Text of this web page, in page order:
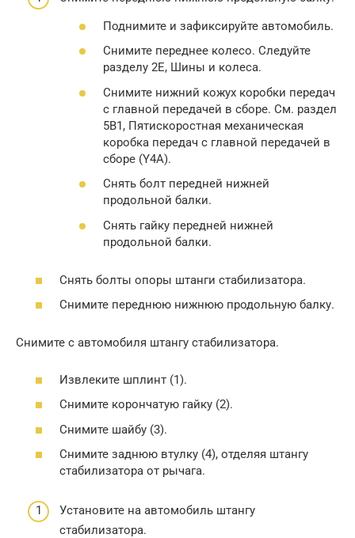
Поднимите и зафиксируйте автомобиль.
Снимите переднее колесо. Следуйте
разделу 2Е, Шины и колеса.
Снимите нижний кожух коробки передач
с главной передачей в сборе. См. раздел
5В1, Пятискоростная механическая
коробка передач с главной передачей в
сборе (Y4A).
Снять болт передней нижней
продольной балки.
Снять гайку передней нижней
продольной балки.
Снять болты опоры штанги стабилизатора.
Снимите переднюю нижнюю продольную балку.
Снимите с автомобиля штангу стабилизатора.
Извлеките шплинт (1).
Снимите корончатую гайку (2).
Снимите шайбу (3).
Снимите заднюю втулку (4), отделяя штангу
стабилизатора от рычага.
Установите на автомобиль штангу
стабилизатора.